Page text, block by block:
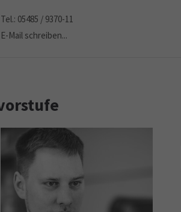
Tel.: 05485 / 9370-11
E-Mail schreiben...